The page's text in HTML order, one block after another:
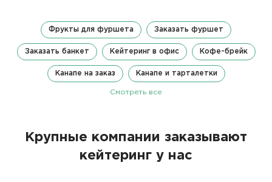
Фрукты для фуршета Заказать фуршет
Заказать банкет Кейтеринг в офис Кофе-брейк
Канапе на заказ Канапе и тарталетки
Смотреть все
Крупные компании заказывают
кейтеринг у нас